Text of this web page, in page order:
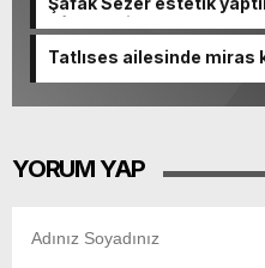
hâle geldi
Tatlıses ailesinde miras
YORUM YAP